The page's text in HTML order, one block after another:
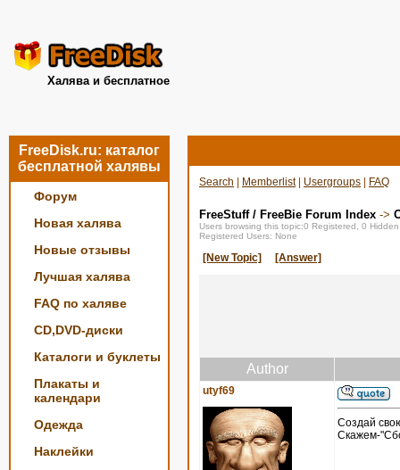
Халява и бесплатное
FreeDisk.ru: каталог
бесплатной халявы
Форум
Новая халява
Новые отзывы
Лучшая халява
FAQ по халяве
CD,DVD-диски
Каталоги и буклеты
Плакаты и
календари
Одежда
Наклейки
Search Memberlist| Usergroups FAQ
FreeStuff / FreeBie Forum Index ->
Users browsing this topic:0 Registered, 0
Registered Users: None
[New Topic] [Answer]
Author
utyf69
Создай
Скажем-